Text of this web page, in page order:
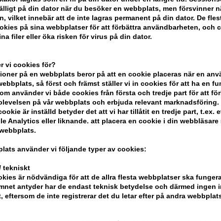
på din dator när du besöker en webbplats, men försvinner
vilket innebär att de inte lagras permanent på din dator. De
på sina webbplatser för att förbättra användbarheten, och
filer eller öka risken för virus på din dator.
vi cookies för?
på en webbplats beror på att en cookie placeras när en
så först och främst ställer vi in ​​cookies för att ha en
använder vi både cookies från första och tredje part för att
på vår webbplats och erbjuda relevant marknadsföring.
är inställd betyder det att vi har tillåtit en tredje part, t.ex.
Analytics eller liknande. att placera en cookie i din webbläsare
använder vi följande typer av cookies:
tekniskt
är nödvändiga för att de allra flesta webbplatser ska
antyder har de endast teknisk betydelse och därmed ingen
eftersom de inte registrerar det du letar efter på andra
Air Dry
150ml
Joico RiseUp Powder Spray
9g
257,00 SEK
Blonde
Ej i lager